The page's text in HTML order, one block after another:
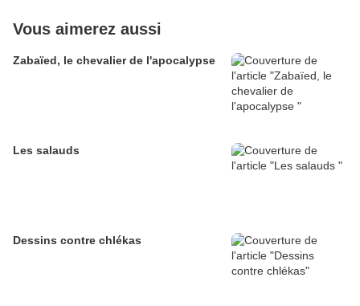
Vous aimerez aussi
Zabaïed, le chevalier de l'apocalypse
Les salauds
Dessins contre chlékas